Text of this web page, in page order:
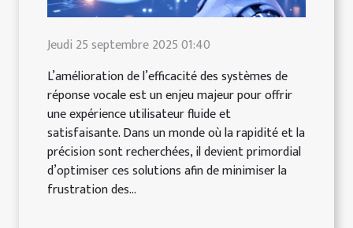
Jeudi 25 septembre 2025 01:40
L’amélioration de l’efficacité des systèmes de
réponse vocale est un enjeu majeur pour offrir
une expérience utilisateur fluide et
satisfaisante. Dans un monde où la rapidité et la
précision sont recherchées, il devient primordial
d’optimiser ces solutions afin de minimiser la
frustration des...